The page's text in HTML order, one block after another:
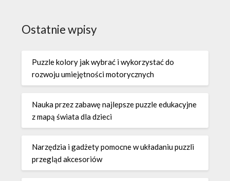
Ostatnie wpisy
Puzzle kolory jak wybrać i wykorzystać do
rozwoju umiejętności motorycznych
Nauka przez zabawę najlepsze puzzle edukacyjne
z mapą świata dla dzieci
Narzędzia i gadżety pomocne w układaniu puzzli
przegląd akcesoriów